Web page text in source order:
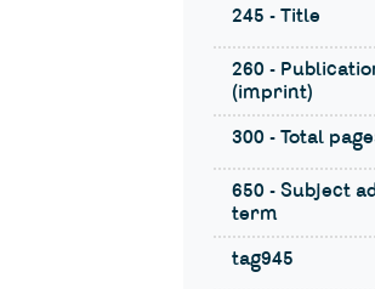
245 - Title
260 -
(imprint)
300 - Total
650 - Subject
term
tag945